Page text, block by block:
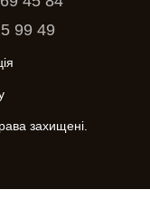
99 49
захищені.